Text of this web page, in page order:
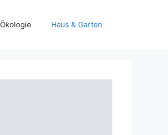
Ökologie Haus & Garten